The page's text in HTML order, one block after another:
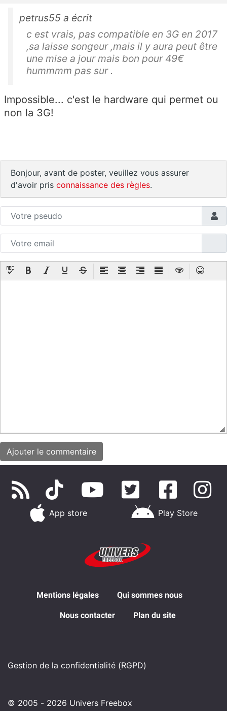
petrus55 a écrit
c est vrais, pas compatible en 3G en 2017
,sa laisse songeur ,mais il y aura peut être
une mise a jour mais bon pour 49€
hummmm pas sur .
Impossible... c'est le hardware qui permet ou
non la 3G!
Bonjour, avant de poster, veuillez vous assurer
d'avoir pris connaissance des règles.
App store Play Store
Mentions légales Qui sommes nous
Nous contacter Plan du site
Gestion de la confidentialité (RGPD)
© 2005 - 2026 Univers Freebox